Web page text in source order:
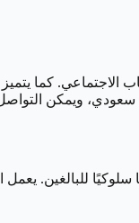
الاجتماعي. كما
حاليًا في مستشفى الأمل للصحة النفسية في الرياض منذ 10 أعوام. يبلغ سعر الكشفية مع
للبالغين. يعمل